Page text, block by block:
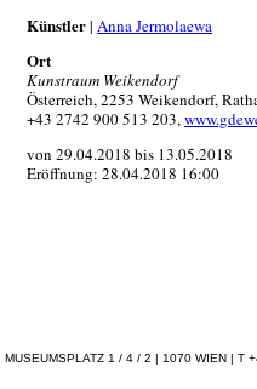
Künstler| Anna Jermolaewa
Ort
Kunstraum Weikendorf
Österreich, 2253 Weikendorf,
+43 2742 900 513 203,
von 29.04.2018 bis 13.05.2018
Eröffnung: 28.04.2018 16:00
MUSEUMSPLATZ 1 / 4 / 2 | 1070 WIEN | T